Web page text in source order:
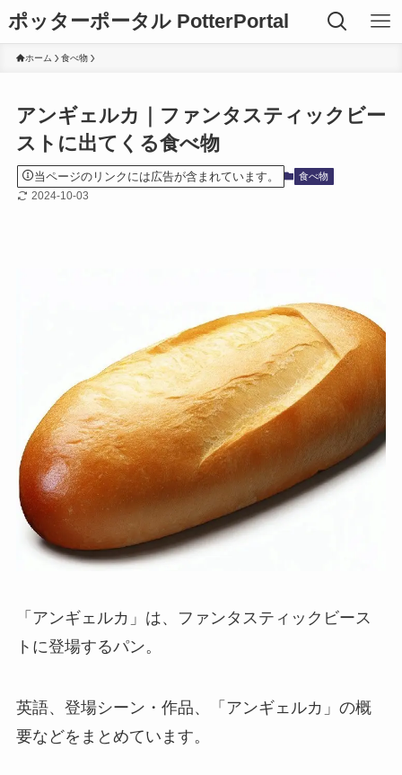
ポッターポータル PotterPortal
ホーム 食べ物
アンギェルカ｜ファンタスティックビー
ストに出てくる食べ物
当ページのリンクには広告が含まれています。 食べ物
2024-10-03
「アンギェルカ」は、ファンタスティックビース
トに登場するパン。
英語、登場シーン・作品、「アンギェルカ」の概
要などをまとめています。